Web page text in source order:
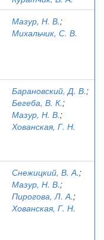
Мазур, Н. В.;
Михальчик, С. В.
Барановский, Д. В.;
Бегеба, В. К.;
Мазур, Н. В.;
Хованская, Г. Н.
Снежицкий, В. А.;
Мазур, Н. В.;
Пирогова, Л. А.;
Хованская, Г. Н.